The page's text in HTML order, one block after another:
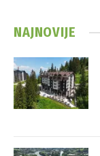
NAJNOVIJE